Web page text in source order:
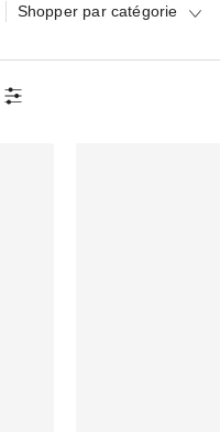
Shopper par catégorie